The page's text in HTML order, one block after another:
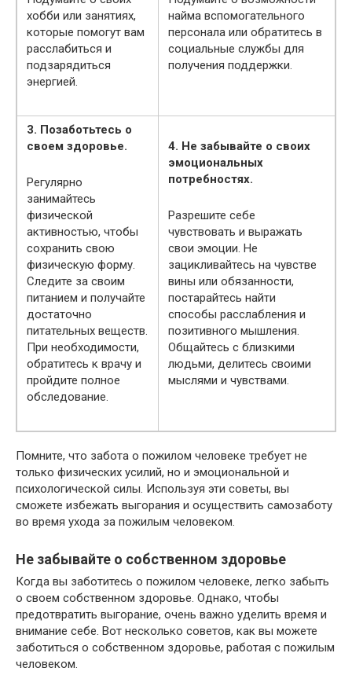
хобби или занятиях,
которые помогут вам
расслабиться и
подзарядиться
энергией.
найма вспомогательного
персонала или обратитесь в
социальные службы для
получения поддержки.
3. Позаботьтесь о
своем здоровье.
Регулярно
занимайтесь
физической
активностью, чтобы
сохранить свою
физическую форму.
Следите за своим
питанием и получайте
достаточно
питательных веществ.
При необходимости,
обратитесь к врачу и
пройдите полное
обследование.
4. Не забывайте о своих
эмоциональных
потребностях.
Разрешите себе
чувствовать и выражать
свои эмоции. Не
зацикливайтесь на чувстве
вины или обязанности,
постарайтесь найти
способы расслабления и
позитивного мышления.
Общайтесь с близкими
людьми, делитесь своими
мыслями и чувствами.
Помните, что забота о пожилом человеке требует не
только физических усилий, но и эмоциональной и
психологической силы. Используя эти советы, вы
сможете избежать выгорания и осуществить самозаботу
во время ухода за пожилым человеком.
Не забывайте о собственном здоровье
Когда вы заботитесь о пожилом человеке, легко забыть
о своем собственном здоровье. Однако, чтобы
предотвратить выгорание, очень важно уделить время и
внимание себе. Вот несколько советов, как вы можете
заботиться о собственном здоровье, работая с пожилым
человеком.